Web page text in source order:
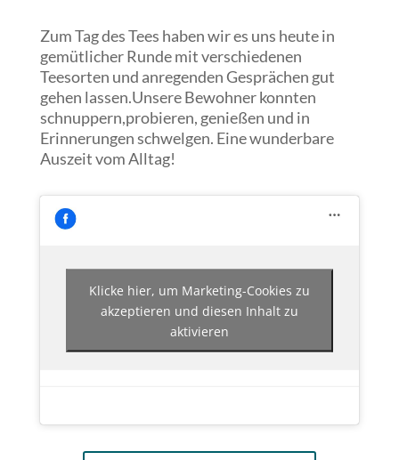
Zum Tag des Tees haben wir es uns heute in
gemütlicher Runde mit verschiedenen
Teesorten und anregenden Gesprächen gut
gehen lassen.Unsere Bewohner konnten
schnuppern,probieren, genießen und in
Erinnerungen schwelgen. Eine wunderbare
Auszeit vom Alltag!
Klicke hier, um Marketing-Cookies zu
akzeptieren und diesen Inhalt zu
aktivieren